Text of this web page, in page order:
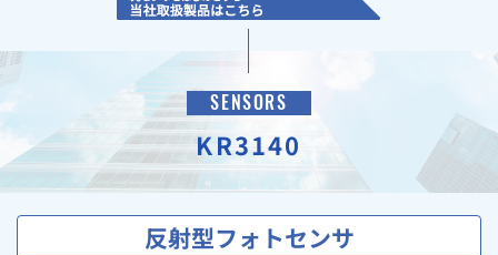
SENSORS
KR3140
反射型フォトセンサ